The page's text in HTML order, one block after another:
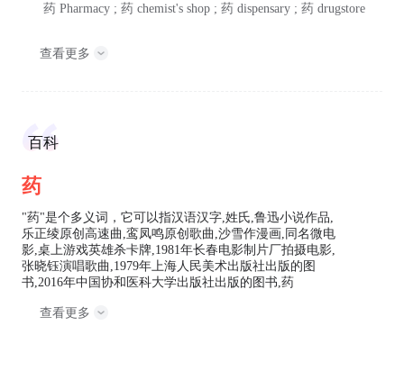
药 Pharmacy ; 药 chemist's shop ; 药 dispensary ; 药 drugstore
查看更多
百科
药
"药"是个多义词，它可以指汉语汉字,姓氏,鲁迅小说作品,
乐正绫原创高速曲,鸾凤鸣原创歌曲,沙雪作漫画,同名微电
影,桌上游戏英雄杀卡牌,1981年长春电影制片厂拍摄电影,
张晓钰演唱歌曲,1979年上海人民美术出版社出版的图
书,2016年中国协和医科大学出版社出版的图书,药
查看更多